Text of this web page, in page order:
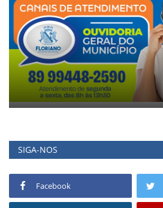
SIGA-NOS
Facebook